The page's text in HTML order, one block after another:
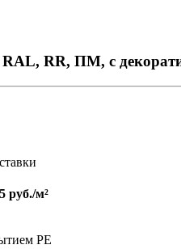
RAL, RR, ПМ, с
руб./м²
PE